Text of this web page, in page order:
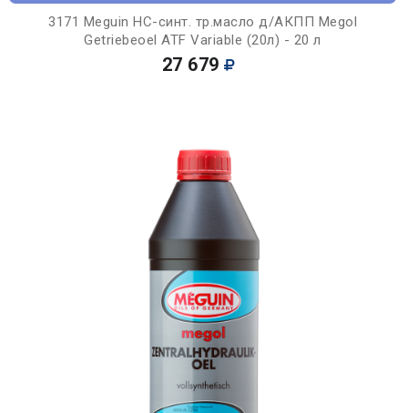
3171 Meguin НС-синт. тр.масло д/АКПП Megol
Getriebeoel ATF Variable (20л) - 20 л
27 679